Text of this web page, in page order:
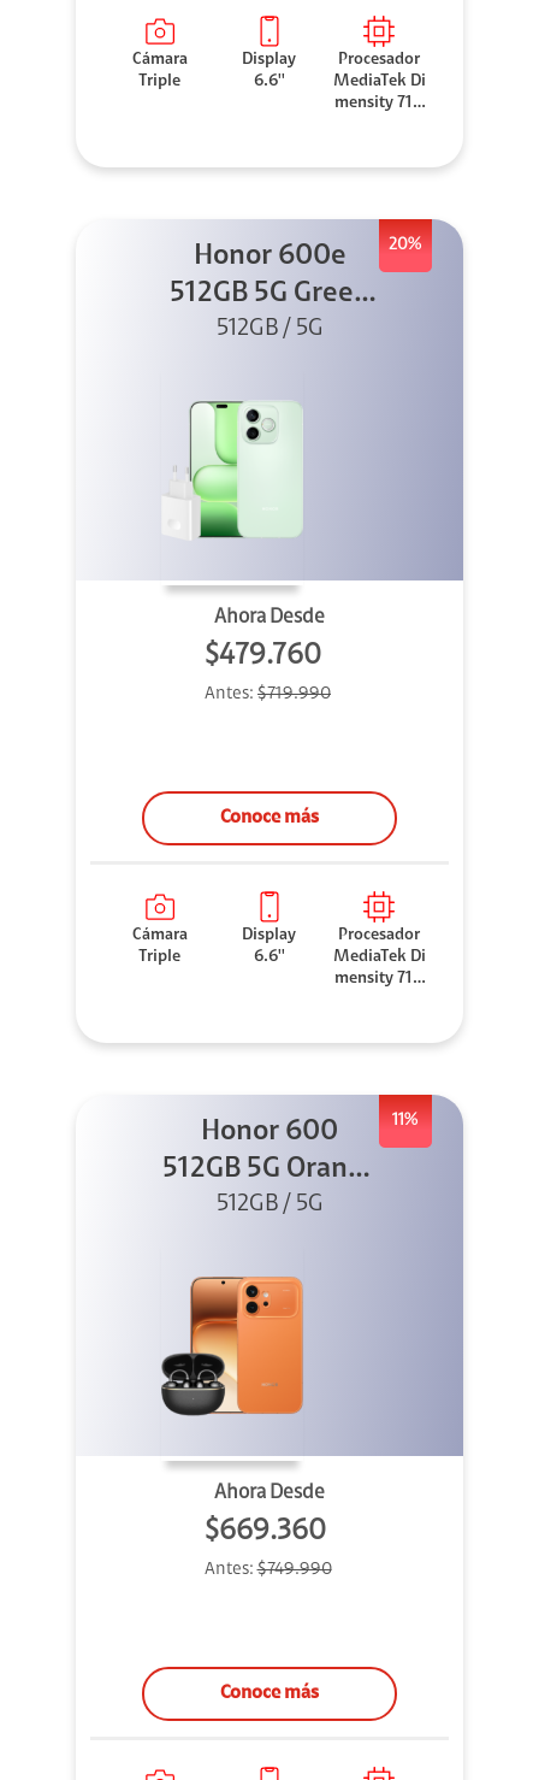
Cámara
Triple
Display
6.6''
Procesador
MediaTek Di
mensity 710
20%
Honor 600e
512GB 5G Green
+ 45W
512GB / 5G
Ahora Desde
$479.760
Antes: $719.990
Conoce más
Cámara
Triple
Display
6.6''
Procesador
MediaTek Di
mensity 710
11%
Honor 600
512GB 5G Orange
+ Clip 2
512GB / 5G
Ahora Desde
$669.360
Antes:$749.990
Conoce más